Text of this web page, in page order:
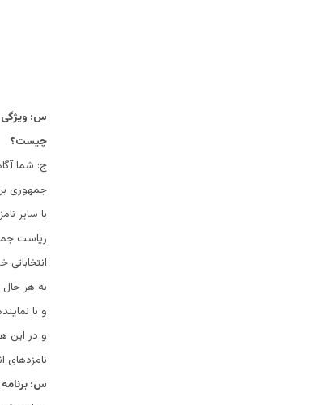
س: ویژگی
چیست؟
ج: شما
جمهوری
با سایر
ریاست
به هر
و با
و در این
نامزدهای
س: